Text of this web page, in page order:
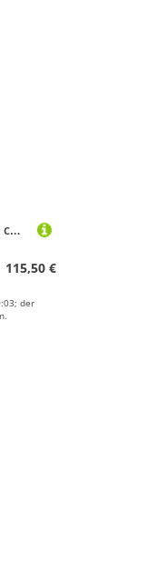
bellicon Seilring-Set für 125 cm Rebounder (Pink – Extra Stark, bis 150 kg) | 42 Original Naturkautschuk Seilringe
115,50 €
der